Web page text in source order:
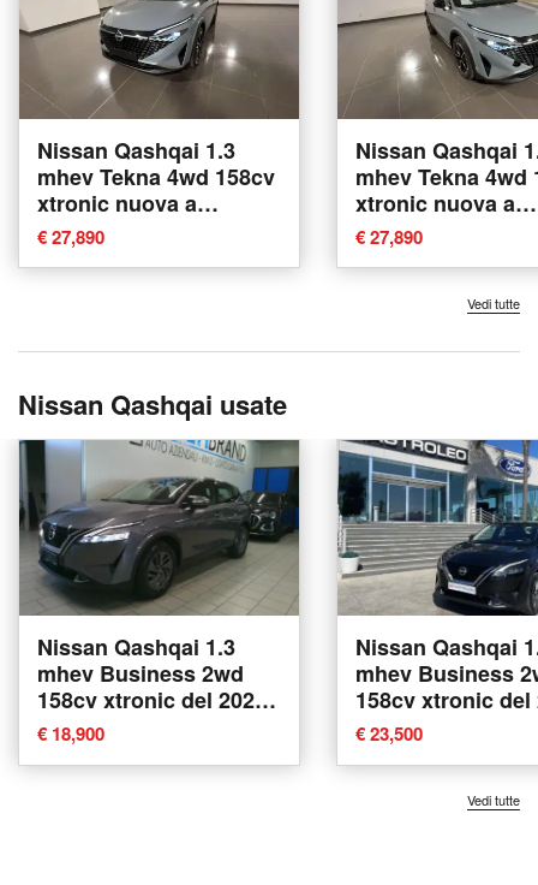
Nissan Qashqai 1.3
mhev Tekna 4wd 158cv
xtronic nuova a
Abbiategrasso
€ 27,890
Nissan Qashqai
mhev Tekna 4wd
xtronic nuova a
Abbiategrasso
€ 27,890
Vedi tutte
Nissan Qashqai usate
Nissan Qashqai 1.3
mhev Business 2wd
158cv xtronic del 2022
usata a Piacenza
€ 18,900
Nissan Qashqai
mhev Business
158cv xtronic del
usata a Tricase
€ 23,500
Vedi tutte